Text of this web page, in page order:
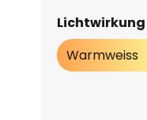
Lichtwirkung
Warmweiss